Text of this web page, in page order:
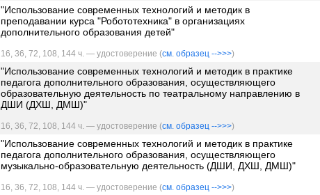
"Использование современных технологий и методик в
преподавании курса "Робототехника" в организациях
дополнительного образования детей"
16, 36, 72, 108, 144 ч. — удостоверение (см. образец -->>>)
"Использование современных технологий и методик в практике
педагога дополнительного образования, осуществляющего
образовательную деятельность по театральному направлению в
ДШИ (ДХШ, ДМШ)"
16, 36, 72, 108, 144 ч. — удостоверение (см. образец -->>>)
"Использование современных технологий и методик в практике
педагога дополнительного образования, осуществляющего
музыкально-образовательную деятельность (ДШИ, ДХШ, ДМШ)"
16, 36, 72, 108, 144 ч. — удостоверение (см. образец -->>>)